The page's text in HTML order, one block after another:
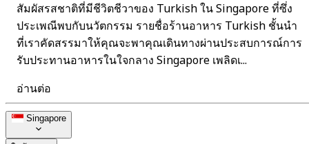
สัมผัสรสชาติที่มีชีวิตชีวาของ Turkish ใน Singapore ที่ซึ่ง
ประเพณีพบกับนวัตกรรม รายชื่อร้านอาหาร Turkish ชั้นนำ
ที่เราคัดสรรมาให้คุณจะพาคุณเดินทางผ่านประสบการณ์การ
รับประทานอาหารในใจกลาง Singapore เพลิดเ...
อ่านต่อ
Singapore